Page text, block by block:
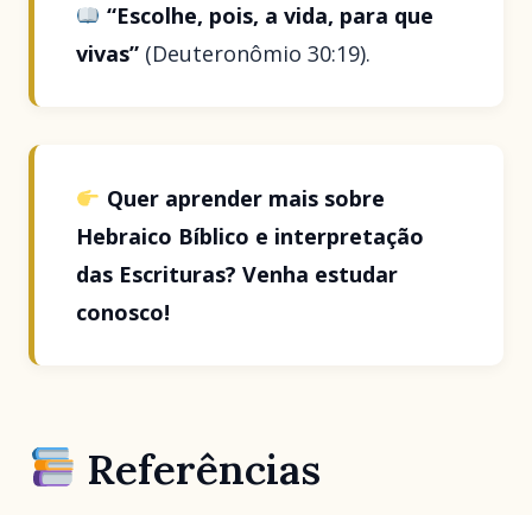
“Escolhe, pois, a vida, para que
vivas” (Deuteronômio 30:19).
Quer aprender mais sobre
Hebraico Bíblico e interpretação
das Escrituras? Venha estudar
conosco!
Referências